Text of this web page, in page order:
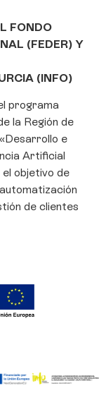
FONDO
(FEDER) Y
(INFO)
programa
la Región de
e
Artificial
objetivo de
de clientes